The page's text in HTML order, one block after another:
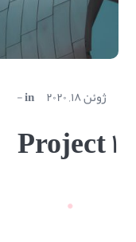
ژوئن ۱۸, ۲۰۲۰ in
Project ۱